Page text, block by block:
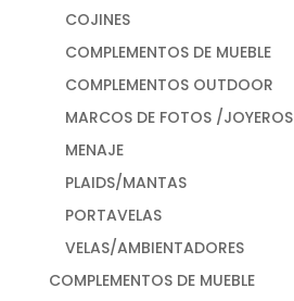
COJINES
COMPLEMENTOS DE MUEBLE
COMPLEMENTOS OUTDOOR
MARCOS DE FOTOS /JOYEROS
MENAJE
PLAIDS/MANTAS
PORTAVELAS
VELAS/AMBIENTADORES
COMPLEMENTOS DE MUEBLE